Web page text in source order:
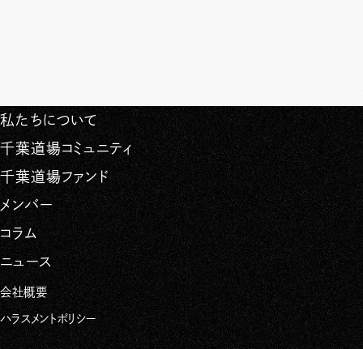
私たちについて
千葉道場コミュニティ
千葉道場ファンド
メンバー
コラム
ニュース
会社概要
ハラスメントポリシー